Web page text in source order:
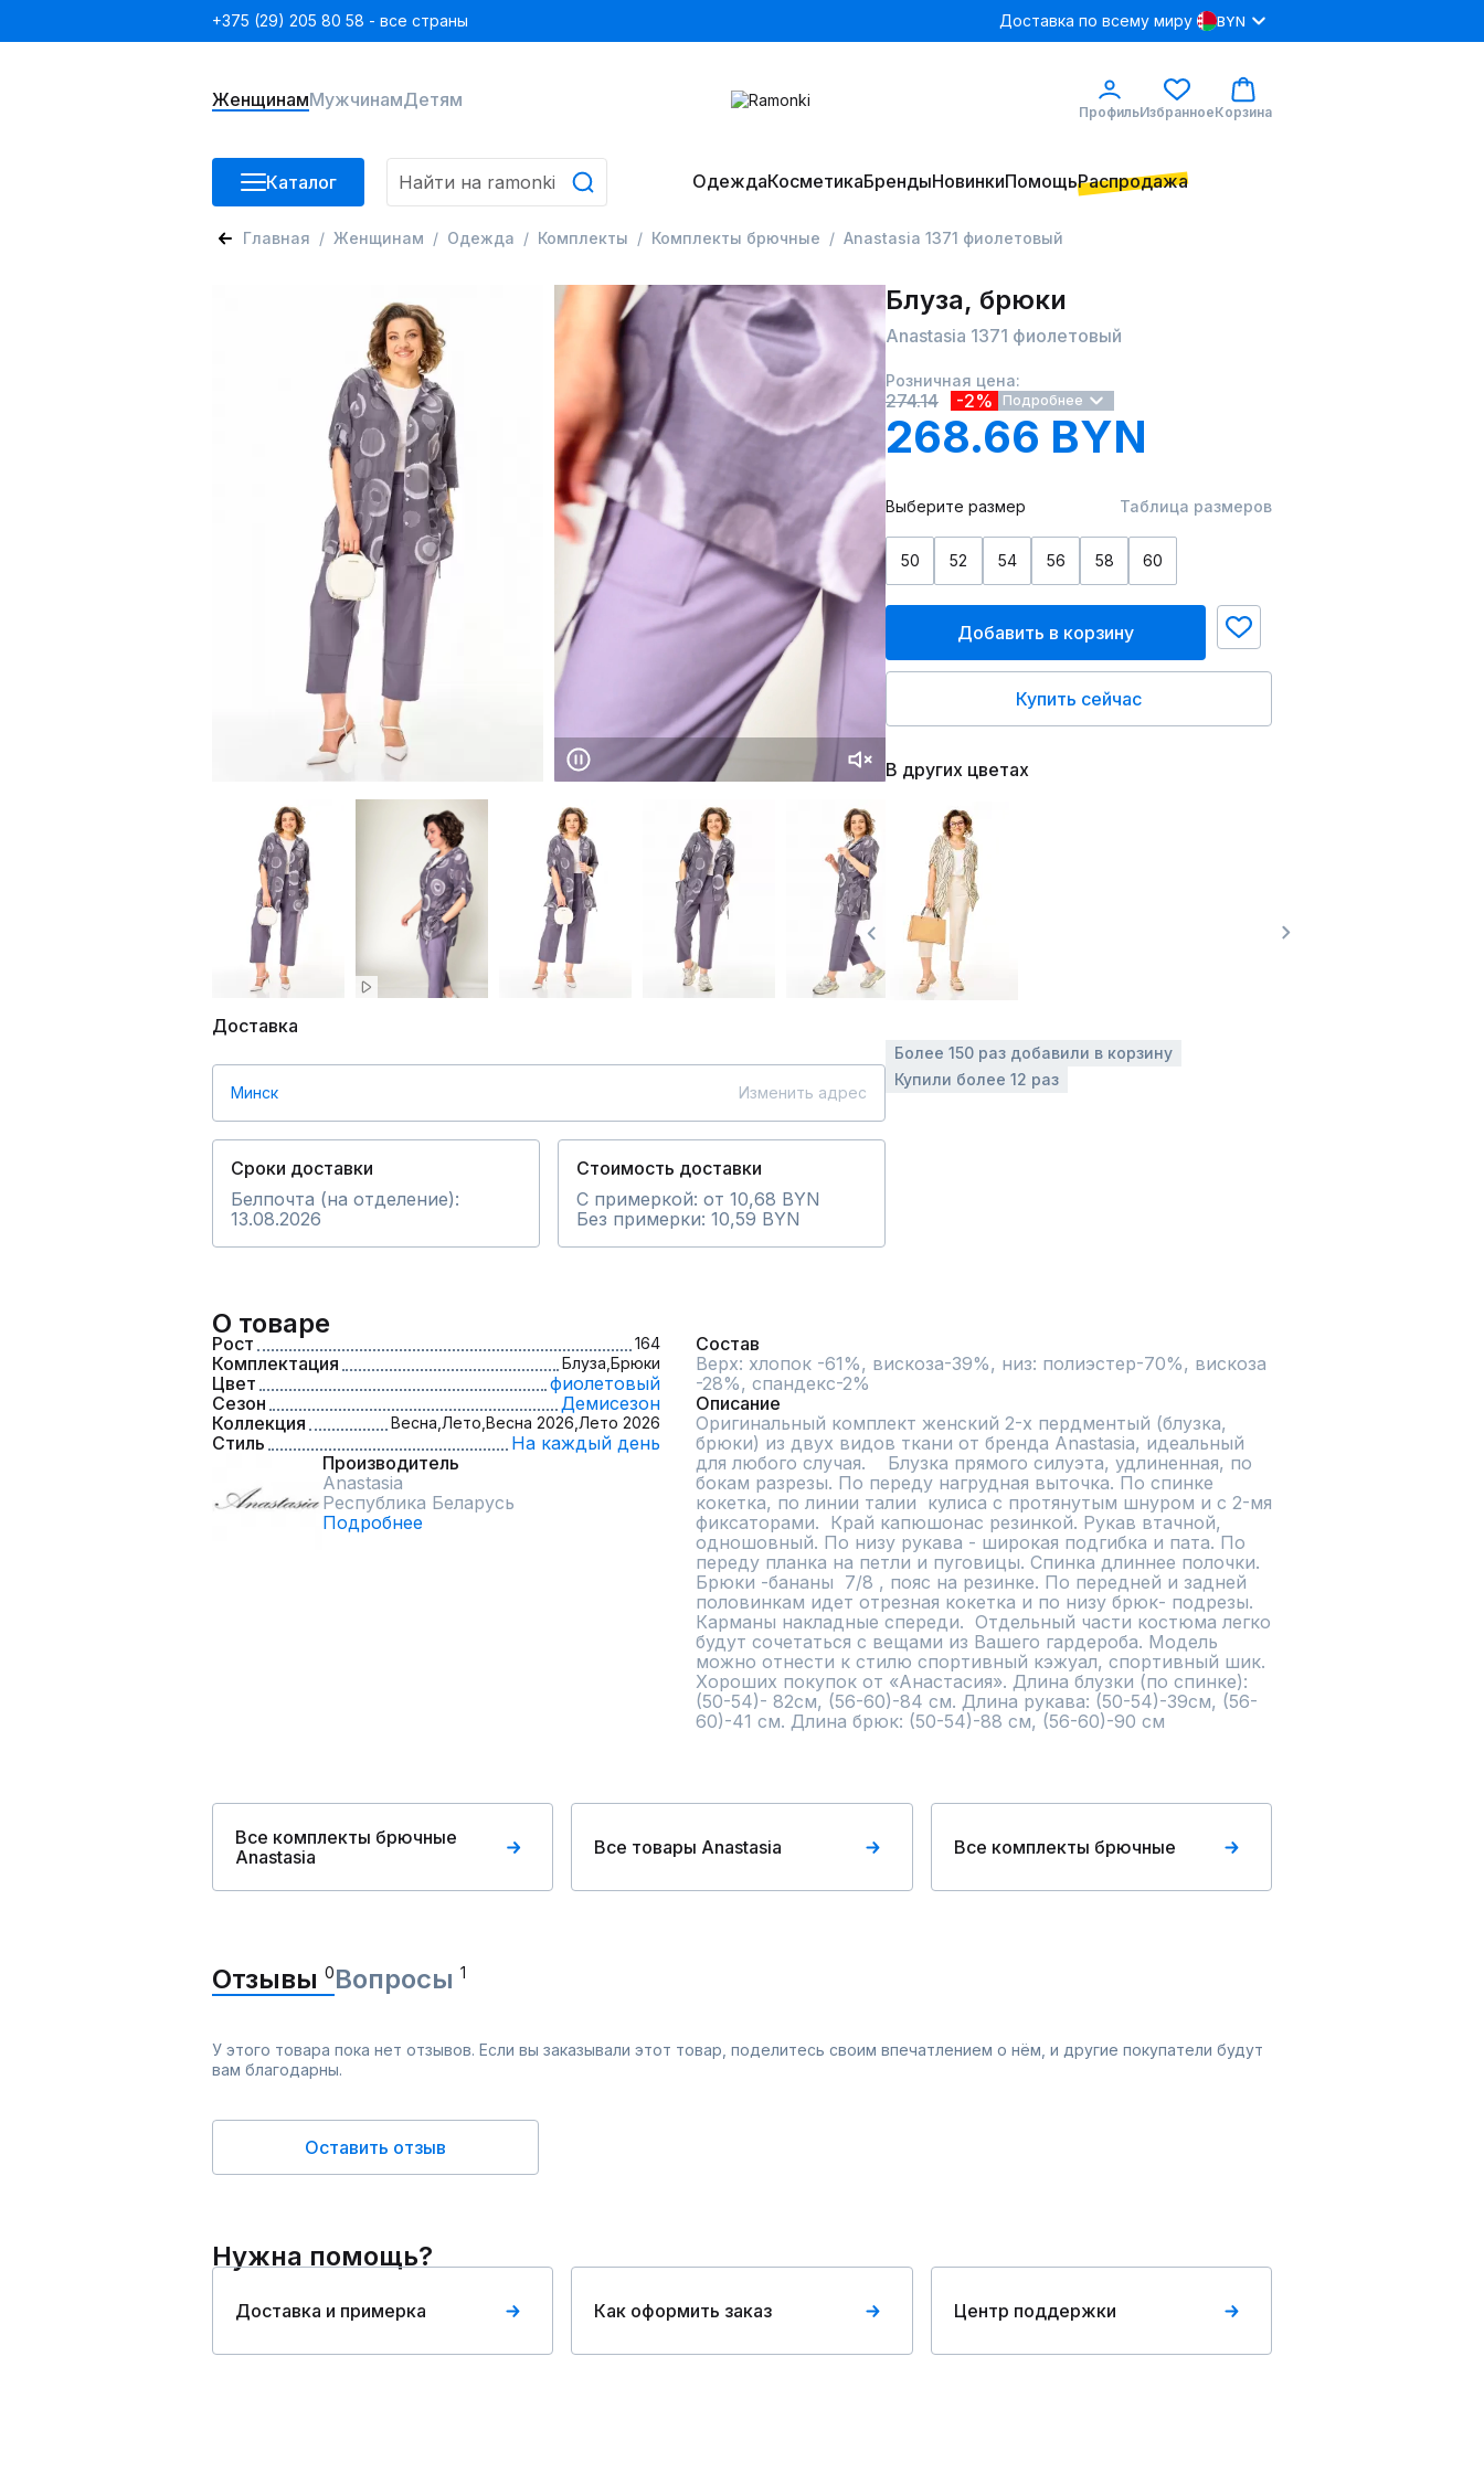
+375 (29) 205 80 58 - все страны Доставка по всему миру BYN
ЖенщинамМужчинамДетям
ПрофильИзбранноеКорзина
Каталог ОдеждаКосметикаБрендыНовинкиПомощьРаспродажа
Главная Женщинам Одежда Комплекты Комплекты брючные Anastasia 1371 фиолетовый
Доставка
Минск Изменить адрес
Сроки доставки
Белпочта (на отделение):
13.08.2026
Стоимость доставки
С примеркой: от 10,68 BYN
Без примерки: 10,59 BYN
Блуза, брюки
Anastasia 1371 фиолетовый
Розничная цена:
274.14 -2% Подробнее
268.66 BYN
Выберите размер Таблица размеров
50 52 54 56 58 60
Добавить в корзину
Купить сейчас
В других цветах
Более 150 раз добавили в корзину
Купили более 12 раз
О товаре
Рост 164
Комплектация Блуза, Брюки
Цвет
фиолетовый
Сезон
Демисезон
Коллекция
Весна, Лето, Весна 2026, Лето 2026
Стиль
На каждый день
Производитель
Anastasia
Республика Беларусь
Подробнее
Состав
Верх: хлопок -61%, вискоза-39%, низ: полиэстер-70%, вискоза
Описание
Оригинальный комплект женский 2-х пердментый (блузка,
брюки) из двух видов ткани от бренда Anastasia, идеальный
для любого случая.    Блузка прямого силуэта, удлиненная, по
бокам разрезы. По переду нагрудная выточка. По спинке
кокетка, по линии талии  кулиса с протянутым шнуром и с 2-мя
фиксаторами.  Край капюшонас резинкой. Рукав втачной,
одношовный. По низу рукава - широкая подгибка и пата. По
переду планка на петли и пуговицы. Спинка длиннее полочки.
Брюки -бананы  7/8 , пояс на резинке. По передней и задней
половинкам идет отрезная кокетка и по низу брюк- подрезы.
Карманы накладные спереди.  Отдельный части костюма легко
будут сочетаться с вещами из Вашего гардероба. Модель
можно отнести к стилю спортивный кэжуал, спортивный шик.
Хороших покупок от «Анастасия». Длина блузки (по спинке):
(50-54)- 82см, (56-60)-84 см. Длина рукава: (50-54)-39см, (56-
60)-41 см. Длина брюк: (50-54)-88 см, (56-60)-90 см
Все комплекты брючные
Anastasia
Все товары Anastasia Все комплекты брючные
Отзывы 0Вопросы 1
У этого товара пока нет отзывов. Если вы заказывали этот товар, поделитесь своим впечатлением о нём, и другие покупатели будут
вам благодарны.
Оставить отзыв
Нужна помощь?
Доставка и примерка Как оформить заказ Центр поддержки